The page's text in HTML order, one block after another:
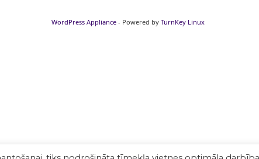
WordPress Appliance - Powered by TurnKey Linux